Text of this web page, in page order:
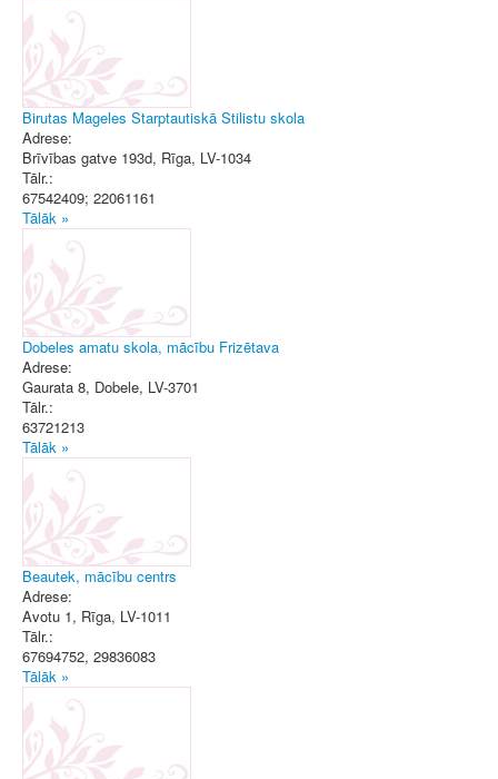
Birutas Mageles Starptautiskā Stilistu skola
Adrese:
Brīvības gatve 193d, Rīga, LV-1034
Tālr.:
67542409; 22061161
Tālāk »
Dobeles amatu skola, mācību Frizētava
Adrese:
Gaurata 8, Dobele, LV-3701
Tālr.:
63721213
Tālāk »
Beautek, mācību centrs
Adrese:
Avotu 1, Rīga, LV-1011
Tālr.:
67694752, 29836083
Tālāk »